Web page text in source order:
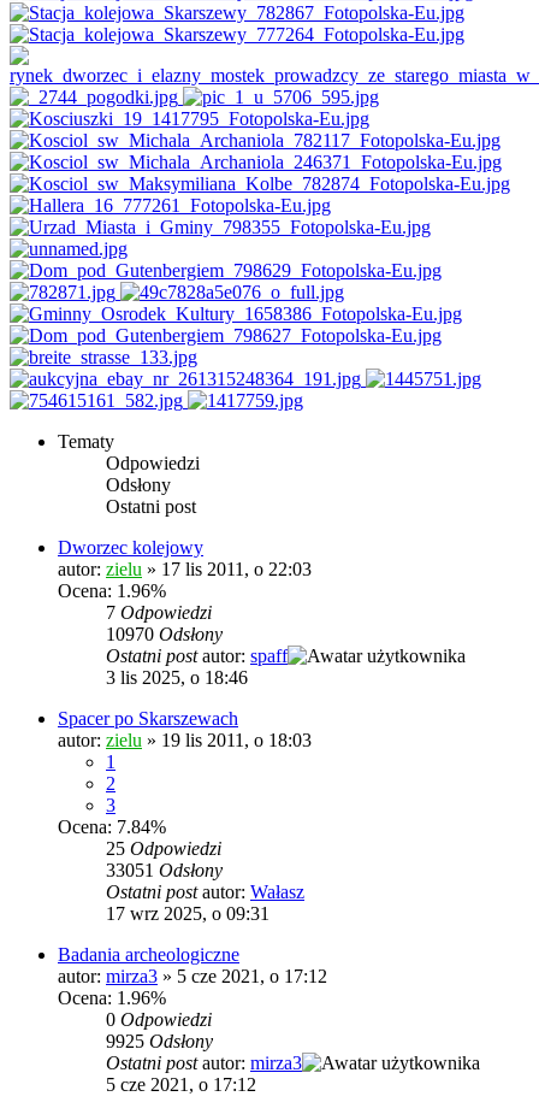
Tematy
Odpowiedzi
Odsłony
Ostatni post
Dworzec kolejowy
autor: zielu » 17 lis 2011, o 22:03
Ocena: 1.96%
7 Odpowiedzi
10970 Odsłony
Ostatni postautor: spaff
3 lis 2025, o 18:46
Spacer po Skarszewach
autor: zielu » 19 lis 2011, o 18:03
1
2
3
Ocena: 7.84%
25 Odpowiedzi
33051 Odsłony
Ostatni postautor: Wałasz
17 wrz 2025, o 09:31
Badania archeologiczne
autor: mirza3 » 5 cze 2021, o 17:12
Ocena: 1.96%
0 Odpowiedzi
9925 Odsłony
Ostatni postautor: mirza3
5 cze 2021, o 17:12